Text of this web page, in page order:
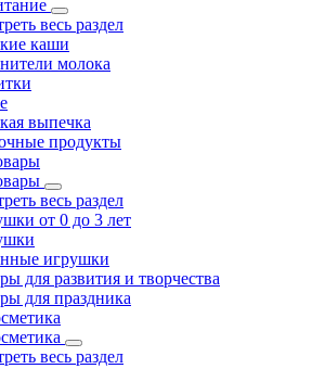
весь раздел
каши
молока
выпечка
продукты
весь раздел
от 0 до 3 лет
игрушки
для развития и творчества
для праздника
весь раздел